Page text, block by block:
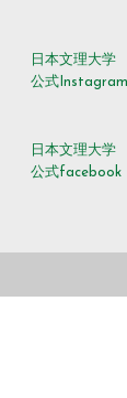
日本文理大学
公式
日本文理大学
公式facebook